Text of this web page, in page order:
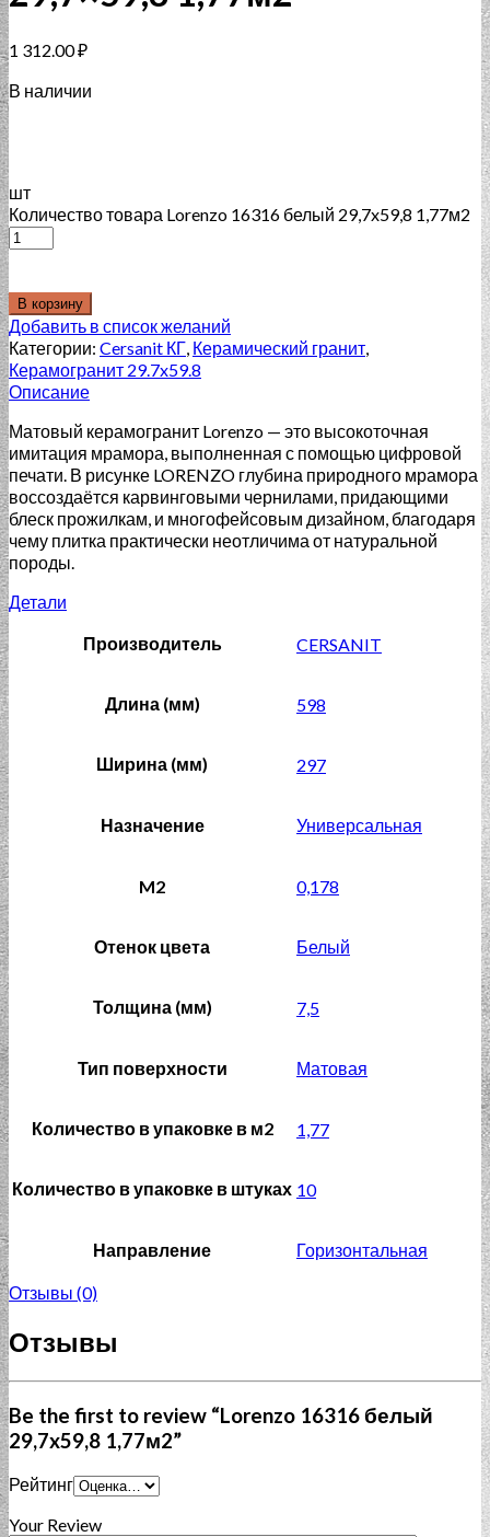
1 312.00₽
В наличии
шт
Количество товара Lorenzo 16316 белый 29,7x59,8 1,77м2
В корзину
Добавить в список желаний
Категории: Cersanit КГ, Керамический гранит,
Керамогранит 29.7x59.8
Описание
Матовый керамогранит Lorenzo — это высокоточная
имитация мрамора, выполненная с помощью цифровой
печати. В рисунке LORENZO глубина природного мрамора
воссоздаётся карвинговыми чернилами, придающими
блеск прожилкам, и многофейсовым дизайном, благодаря
чему плитка практически неотличима от натуральной
породы.
Детали
Производитель
CERSANIT
Длина (мм) 598
Ширина (мм) 297
Назначение Универсальная
M2 0,178
Отенок цвета Белый
Толщина (мм) 7,5
Тип поверхности Матовая
Количество в упаковке в м2 1,77
Количество в упаковке в штуках 10
Направление Горизонтальная
Отзывы (0)
Отзывы
Be the first to review “Lorenzo 16316 белый
29,7x59,8 1,77м2”
Рейтинг
Your Review